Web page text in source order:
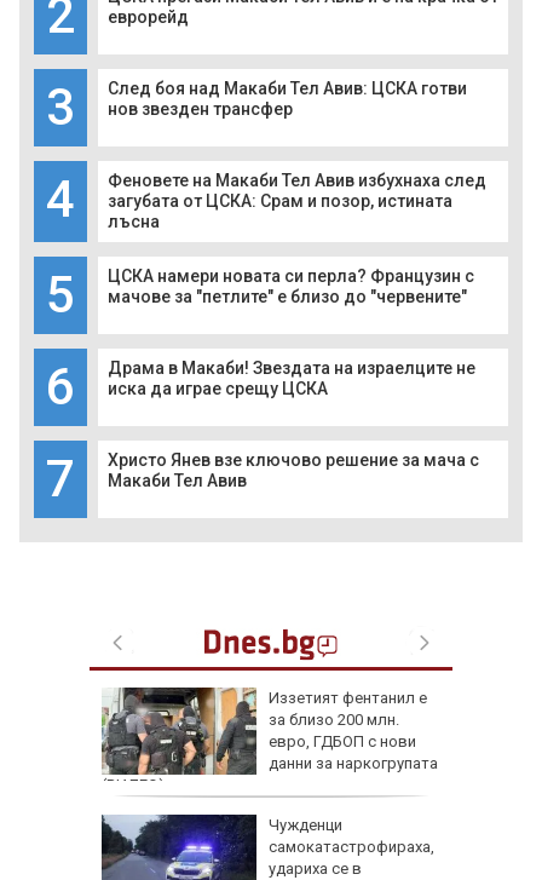
2
еврорейд
3
След боя над Макаби Тел Авив: ЦСКА готви
нов звезден трансфер
4
Феновете на Макаби Тел Авив избухнаха след
загубата от ЦСКА: Срам и позор, истината
лъсна
5
ЦСКА намери новата си перла? Французин с
мачове за "петлите" е близо до "червените"
6
Драма в Макаби! Звездата на израелците не
иска да играе срещу ЦСКА
7
Христо Янев взе ключово решение за мача с
Макаби Тел Авив
Иззетият фентанил е
за близо 200 млн.
евро, ГДБОП с нови
данни за наркогрупата
(ВИДЕО)
Чужденци
самокатастрофираха,
удариха се в